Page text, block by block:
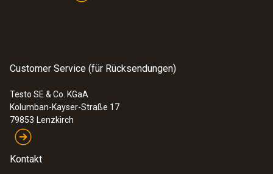
Customer Service (für Rücksendungen)
Testo SE & Co. KGaA
Kolumban-Kayser-Straße 17
79853 Lenzkirch
Kontakt